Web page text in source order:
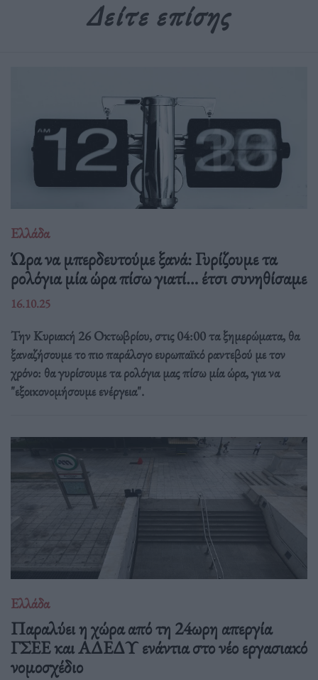
Δείτε επίσης
Ελλάδα
Ώρα να μπερδευτούμε ξανά: Γυρίζουμε τα
ρολόγια μία ώρα πίσω γιατί… έτσι συνηθίσαμε
16.10.25
Την Κυριακή 26 Οκτωβρίου, στις 04:00 τα ξημερώματα, θα
ξαναζήσουμε το πιο παράλογο ευρωπαϊκό ραντεβού με τον
χρόνο: θα γυρίσουμε τα ρολόγια μας πίσω μία ώρα, για να
"εξοικονομήσουμε ενέργεια".
Ελλάδα
Παραλύει η χώρα από τη 24ωρη απεργία
ΓΣΕΕ και ΑΔΕΔΥ ενάντια στο νέο εργασιακό
νομοσχέδιο